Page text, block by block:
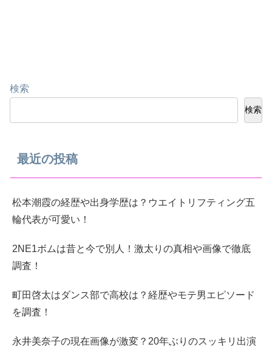
検索
検索
最近の投稿
松本潮霞の経歴や出身学歴は？ウエイトリフティング五
輪代表が可愛い！
2NE1ボムは昔と今で別人！激太りの真相や画像で徹底
調査！
町田啓太はダンス部で高校は？経歴やモテ男エピソード
を調査！
永井美奈子の現在画像が激変？20年ぶりのスッキリ出演